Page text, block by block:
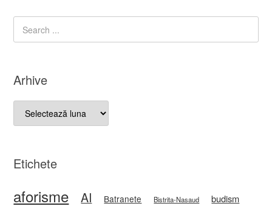
Arhive
Arhive
Etichete
aforisme AI Batranete Bistrita-Nasaud budism